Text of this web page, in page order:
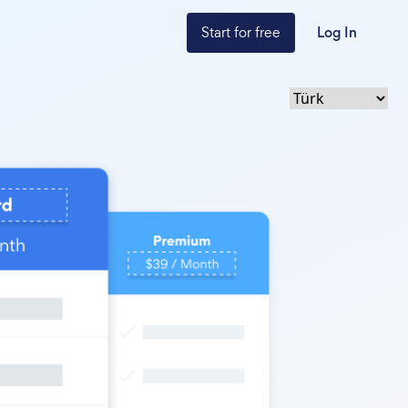
Start for free Log In